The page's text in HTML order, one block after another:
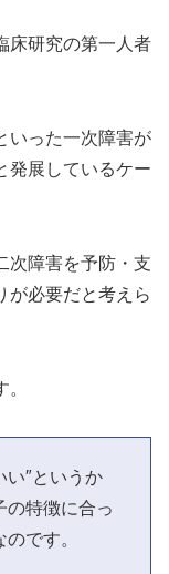
床研究の第一人者
いった一次障害が
発展しているケー
次障害を予防・支
が必要だと考えら
い″というか
の特徴に合っ
です。